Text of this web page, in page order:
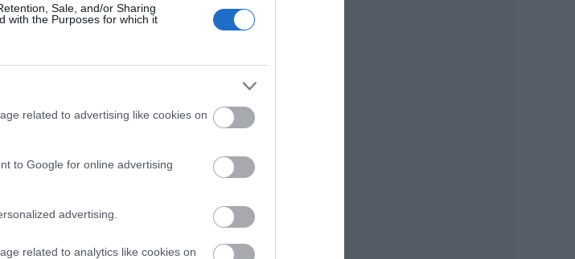
Sale, and/or Sharing
with the Purposes for which it
related to advertising like cookies on
to Google for online advertising
advertising.
related to analytics like cookies on